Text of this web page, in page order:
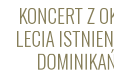
KONCERT Z
LECIA